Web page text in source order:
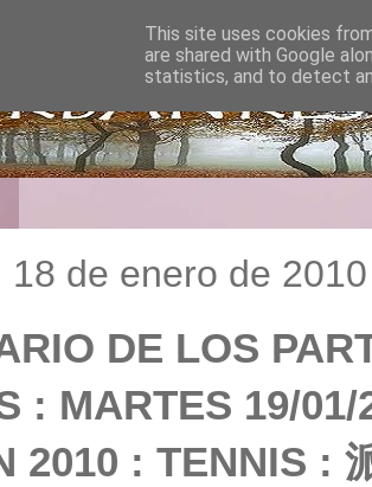
18 de enero de 2010
DE LOS
: MARTES 19/
2010 : TENNIS :
This site uses cookies
are shared with Google
statistics, and to detect